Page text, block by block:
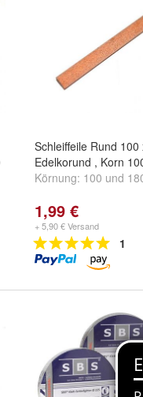
Schleiffeile Rund 100
Edelkorund , Korn
Körnung: 100 und
1,99 €
+ 5,90 € Versand
1